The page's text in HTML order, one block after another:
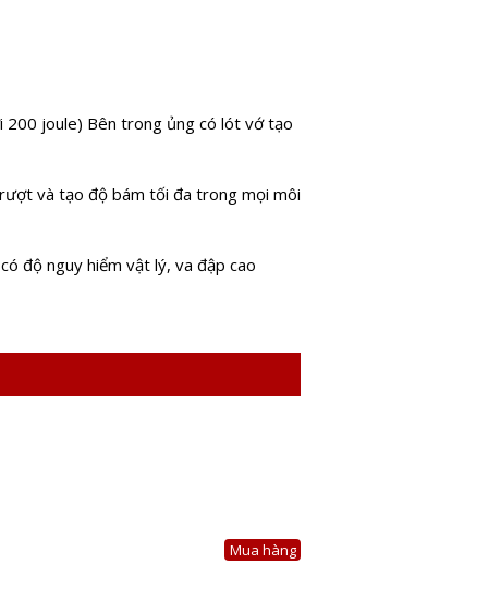
200 joule) Bên trong ủng có lót vớ tạo
và tạo độ bám tối đa trong mọi môi
độ nguy hiểm vật lý, va đập cao
Mua hàng